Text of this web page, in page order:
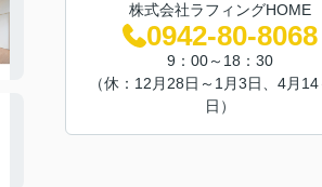
株式会社ラフィングHOME
0942-80-8068
9：00～18：30
（休：12月28日～1月3日、4月
日）